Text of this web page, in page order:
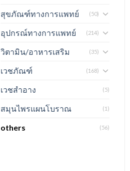
สุขภัณฑ์ทางการแพทย์ (50)
อุปกรณ์ทางการแพทย์ (214)
วิตามิน/อาหารเสริม (35)
เวชภัณฑ์ (168)
เวชสำอาง (5)
สมุนไพรแผนโบราณ (1)
others (56)